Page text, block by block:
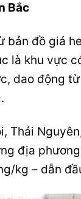
Bắc
bản đồ giá
là khu vực
dao động
Thái
địa
kg – dẫn